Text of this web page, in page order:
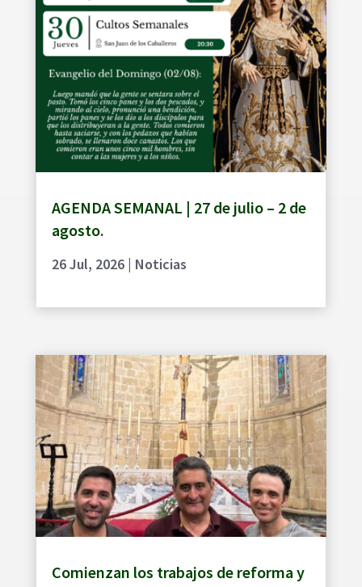
AGENDA SEMANAL | 27 de julio – 2 de
agosto.
26 Jul, 2026| Noticias
Comienzan los trabajos de reforma y